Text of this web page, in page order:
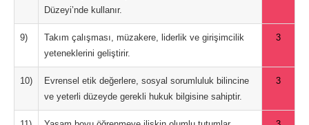
Düzeyi’nde kullanır.
9)
Takım çalışması, müzakere, liderlik ve girişimcilik
yeteneklerini geliştirir.
3
10)
Evrensel etik değerlere, sosyal sorumluluk bilincine
ve yeterli düzeyde gerekli hukuk bilgisine sahiptir.
3